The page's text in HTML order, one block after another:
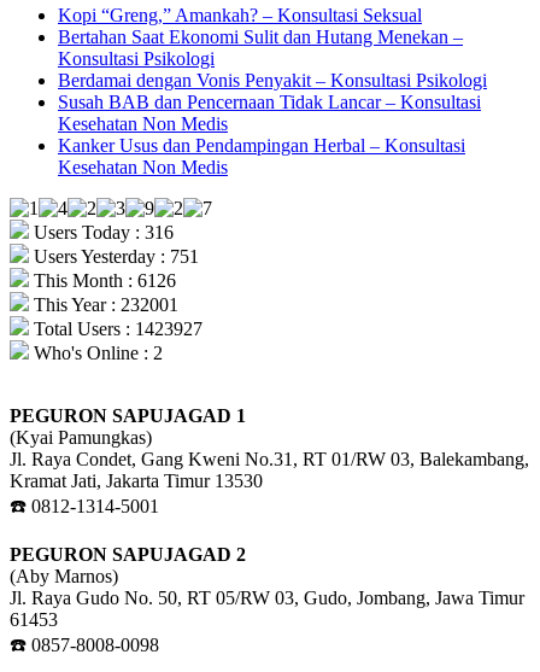
Kopi “Greng,” Amankah? – Konsultasi Seksual
Bertahan Saat Ekonomi Sulit dan Hutang Menekan –
Konsultasi Psikologi
Berdamai dengan Vonis Penyakit – Konsultasi Psikologi
Susah BAB dan Pencernaan Tidak Lancar – Konsultasi
Kesehatan Non Medis
Kanker Usus dan Pendampingan Herbal – Konsultasi
Kesehatan Non Medis
Users Today : 316
Users Yesterday : 751
This Month : 6126
This Year : 232001
Total Users : 1423927
Who's Online : 2
PEGURON SAPUJAGAD 1
(Kyai Pamungkas)
Jl. Raya Condet, Gang Kweni No.31, RT 01/RW 03, Balekambang,
Kramat Jati, Jakarta Timur 13530
☎️ 0812-1314-5001
PEGURON SAPUJAGAD 2
(Aby Marnos)
Jl. Raya Gudo No. 50, RT 05/RW 03, Gudo, Jombang, Jawa Timur
61453
☎️ 0857-8008-0098